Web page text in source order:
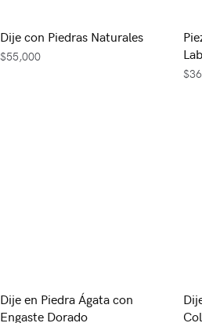
Dije con Piedras Naturales
$55,000
$
Dije en Piedra Ágata con
Engaste Dorado